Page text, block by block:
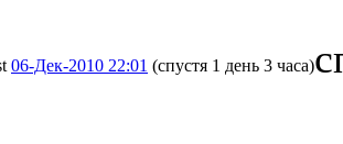
06-Дек-2010 22:01 (спустя 1 день 3 часа)